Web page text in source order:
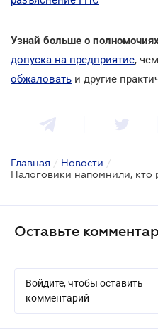
Узнай больше о
допуска на предприятие, чем
обжаловать и другие
Главная / Новости /
Оставьте
Войдите, чтобы оставить
комментарий